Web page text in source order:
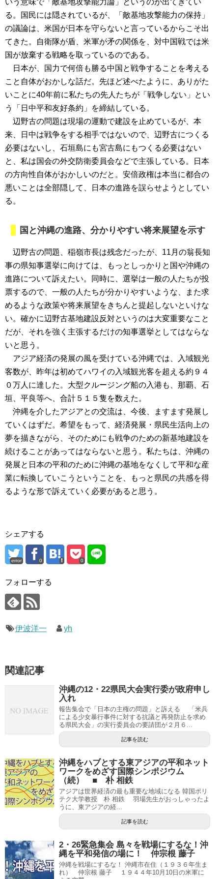
いう意味で「敵基地攻撃能力論」というのが出てきてい
る。国民には隠されているが、「敵基地攻撃能力の保持」
の議論は、米国が日本を守らないと言っているからこそ出
てきた。自衛隊が盾、米軍が矛の関係を、対中国戦では米
国が放棄する戦略を取っているのである。
日本が、国力で何倍も勝る中国と戦争することを考える
こと自体がおかしな話だ。先ほど述べたように、ありがた
いことに40年前に私たちの先人たちが「戦争しない」とい
う「日中平和友好条約」を締結している。
辺野古の問題は現場の運動で建設を止めているが、本
来、日中は戦争をする相手ではないので、辺野古につくる
必要はないし、石垣島にも宮古島にもつくる必要はない
と、私は国会の外交防衛委員会などで主張している。日本
の方向性自体がおかしいのだと。安倍政権は本当に都合の
悪いことは全部隠して、日本の進路を誤らせようとしてい
る。
国と沖縄の進路、分かりやすい将来展望を示す
辺野古の問題、稲嶺市長は残念だったが、11月の翁長知
事の県知事選挙に向けては、もっとしっかりと国や沖縄の
進路について訴えたい。同時に、選挙は一般の人たちが投
票するので、一般の人たちが分かりやすいような、また求
めるような政策や将来展望をきちんと提起しないといけな
い。確かに辺野古基地建設反対というのは大変重要なこと
だが、それを強く主張するだけの知事選挙としてはならな
いと思う。
アジア経済の発展の風を受けている沖縄では、入域観光
客数が、昨年は初めてハワイの入域観光客を超える約９４
０万人に達した。大型クルージング船の入港も、那覇、石
垣、平良等へ、合計５１５隻を数えた。
沖縄を介したアジアとの交流は、今後、ますます発展し
ていくはずだ。希望をもって、経済発展・県民生活向上の
夢を描きながら、そのためにも戦争のための新基地建設を
続けることがあってはならないと思う。私たちは、沖縄の
発展と日本の平和のために沖縄の基地をなくして平和な産
業に転換していこうということを、もっと県民の共感を得
るような形で訴えていく必要があると思う。
シェアする
error 0 0
フォローする
伊波洋一 yh
関連記事
沖縄の12・22県民大会実行委が政府申し
入れ
報告集会で「日本の主権の問題」と訴える 「米兵
による少女暴行事件に対する抗議と再発防止を求め
る県民大会」の実行委員会の要請団が２月６...
記事を読む
沖縄をハブとする東アジアの平和ネット
ワークをめざす国際シンポジウム
（続） ■ 朴 相鉄
アジアは世界経済の最も重要な地域になる 韓国ポリ
テク大学教授 朴 相鉄 羽場先生がおっしゃったよ
うに、東アジアの経...
記事を読む
2・26緊急集会 島々を戦場にするな！沖
縄を平和発信の場に！ 仲宗根 藤子
沖縄を戦場にするな！ 沖縄市在住（１９３６年生ま
れ） 仲宗根 藤子 １９４４年10月10日の米軍に